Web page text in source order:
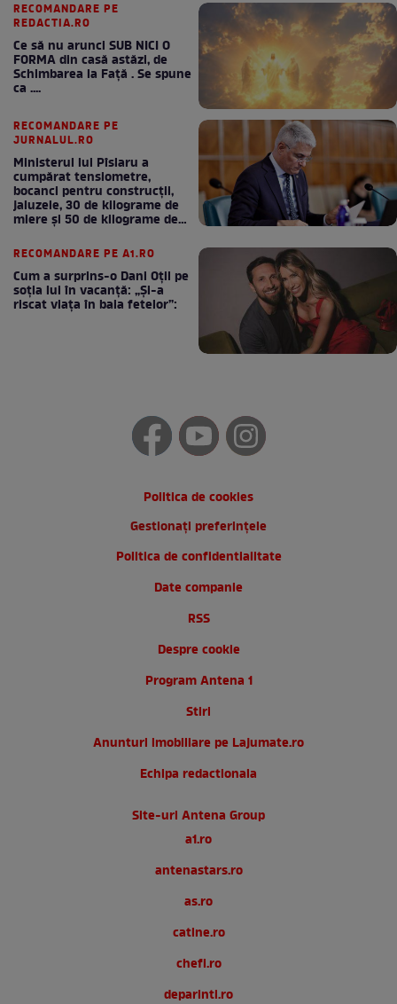
RECOMANDARE PE
REDACTIA.RO
Ce să nu arunci SUB NICI O
FORMA din casă astăzi, de
Schimbarea la Față . Se spune
ca ....
RECOMANDARE PE
JURNALUL.RO
Ministerul lui Pîslaru a
cumpărat tensiometre,
bocanci pentru construcții,
jaluzele, 30 de kilograme de
miere și 50 de kilograme de
RECOMANDARE PE A1.RO
Cum a surprins-o Dani Oțil pe
soția lui în vacanță: „Și-a
riscat viața în baia fetelor”:
Politica de cookies
Gestionați preferințele
Politica de confidentialitate
Date companie
RSS
Despre cookie
Program Antena 1
Stiri
Anunturi imobiliare pe Lajumate.ro
Echipa redactionala
Site-uri Antena Group
a1.ro
antenastars.ro
as.ro
catine.ro
chefi.ro
deparinti.ro